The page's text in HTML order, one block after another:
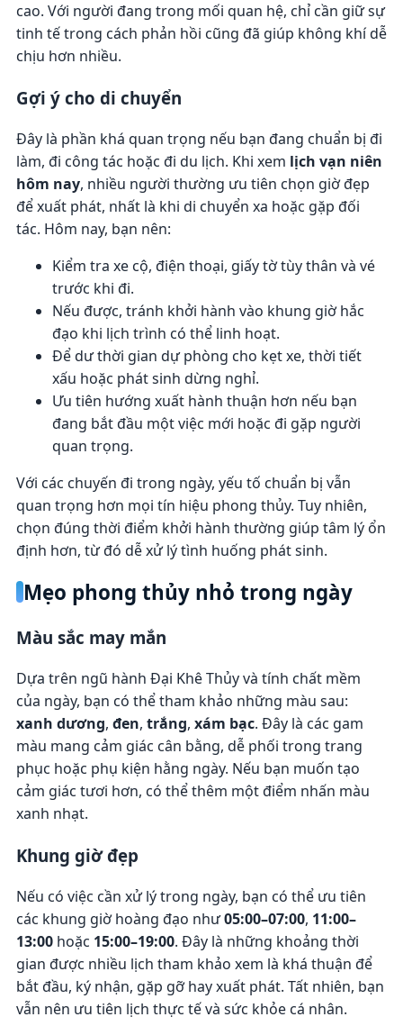
cao. Với người đang trong mối quan hệ, chỉ cần giữ sự
tinh tế trong cách phản hồi cũng đã giúp không khí dễ
chịu hơn nhiều.
Gợi ý cho di chuyển
Đây là phần khá quan trọng nếu bạn đang chuẩn bị đi
làm, đi công tác hoặc đi du lịch. Khi xem lịch vạn niên
hôm nay, nhiều người thường ưu tiên chọn giờ đẹp
để xuất phát, nhất là khi di chuyển xa hoặc gặp đối
tác. Hôm nay, bạn nên:
Kiểm tra xe cộ, điện thoại, giấy tờ tùy thân và vé
trước khi đi.
Nếu được, tránh khởi hành vào khung giờ hắc
đạo khi lịch trình có thể linh hoạt.
Để dư thời gian dự phòng cho kẹt xe, thời tiết
xấu hoặc phát sinh dừng nghỉ.
Ưu tiên hướng xuất hành thuận hơn nếu bạn
đang bắt đầu một việc mới hoặc đi gặp người
quan trọng.
Với các chuyến đi trong ngày, yếu tố chuẩn bị vẫn
quan trọng hơn mọi tín hiệu phong thủy. Tuy nhiên,
chọn đúng thời điểm khởi hành thường giúp tâm lý ổn
định hơn, từ đó dễ xử lý tình huống phát sinh.
Mẹo phong thủy nhỏ trong ngày
Màu sắc may mắn
Dựa trên ngũ hành Đại Khê Thủy và tính chất mềm
của ngày, bạn có thể tham khảo những màu sau:
xanh dương, đen, trắng, xám bạc. Đây là các gam
màu mang cảm giác cân bằng, dễ phối trong trang
phục hoặc phụ kiện hằng ngày. Nếu bạn muốn tạo
cảm giác tươi hơn, có thể thêm một điểm nhấn màu
xanh nhạt.
Khung giờ đẹp
Nếu có việc cần xử lý trong ngày, bạn có thể ưu tiên
các khung giờ hoàng đạo như05:00–07:00, 11:00–
13:00hoặc 15:00–19:00. Đây là những khoảng thời
gian được nhiều lịch tham khảo xem là khá thuận để
bắt đầu, ký nhận, gặp gỡ hay xuất phát. Tất nhiên, bạn
vẫn nên ưu tiên lịch thực tế và sức khỏe cá nhân.